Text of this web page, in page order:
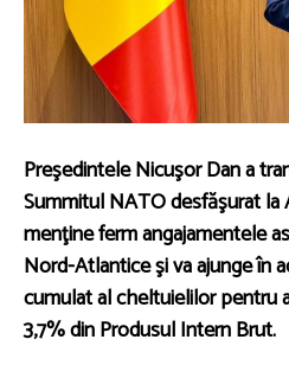
Preşedintele Nicuşor Dan a
Summitul NATO desfăşurat la
menţine ferm angajamentele
Nord-Atlantice şi va ajunge în
cumulat al cheltuielilor pentru
3,7% din Produsul Intern Brut.